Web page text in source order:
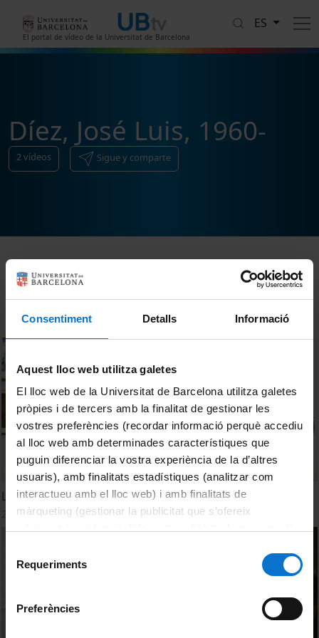
Consentiment Detalls Informació
Aquest lloc web utilitza galetes
El lloc web de la Universitat de Barcelona utilitza galetes
pròpies i de tercers amb la finalitat de gestionar les
vostres preferències (recordar informació perquè accediu
al lloc web amb determinades característiques que
puguin diferenciar la vostra experiència de la d’altres
usuaris), amb finalitats estadístiques (analitzar com
interactueu amb el lloc web) i amb finalitats de
màrqueting (gestionar la publicitat que s’ofereix
consultar laPolítica de galetes del lloc web de la
Requeriments
Preferències
El portal de vídeo de la Universitat de Barcelona
ES
Díez, José Luis, 1960-
2vídeos Sigue y comparte
Ordenar
Los Poetas Contemporáneos. Antonio María Esquivel
23 Abril, 2012